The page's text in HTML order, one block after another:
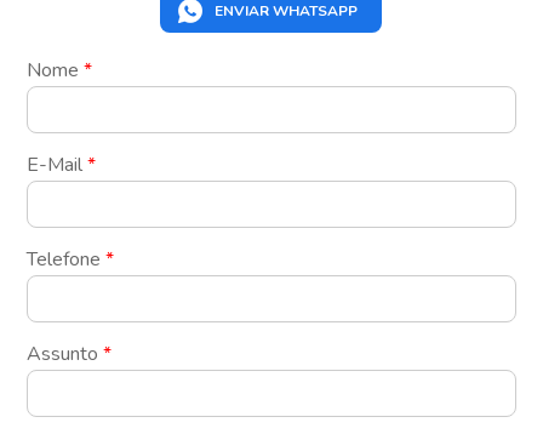
ENVIAR WHATSAPP
Nome*
E-Mail*
Telefone*
Assunto*